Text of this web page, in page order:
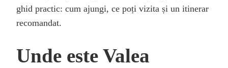
ghid practic: cum ajungi, ce poți vizita și un itinerar
recomandat.
Unde este Valea